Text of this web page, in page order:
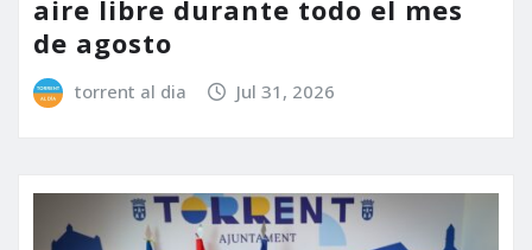
aire libre durante todo el mes
de agosto
torrent al dia Jul 31, 2026